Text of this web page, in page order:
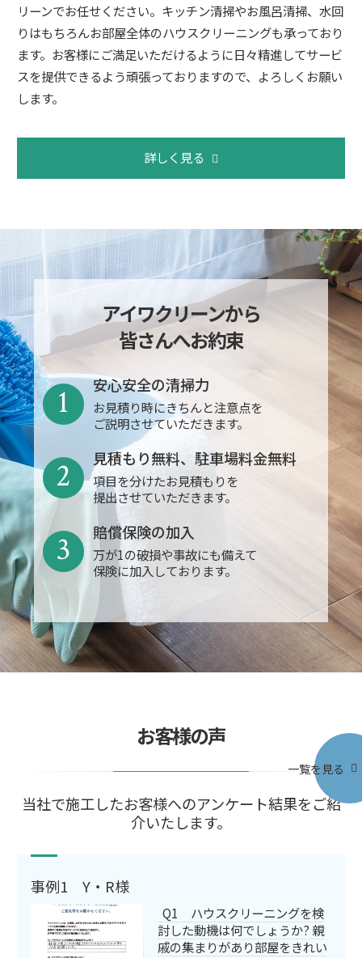
リーンでお任せください。キッチン清掃やお風呂清掃、水回
りはもちろんお部屋全体のハウスクリーニングも承っており
ます。お客様にご満足いただけるように日々精進してサービ
スを提供できるよう頑張っておりますので、よろしくお願い
します。
詳しく見る
アイワクリーンから
皆さんへお約束
安心安全の清掃力
お見積り時にきちんと注意点を
ご説明させていただきます。
1
見積もり無料、駐車場料金無料
項目を分けたお見積もりを
提出させていただきます。
2
賠償保険の加入
万が1の破損や事故にも備えて
保険に加入しております。
3
お客様の声
当社で施工したお客様へのアンケート結果をご紹
介いたします。
一覧を見る
事例1 Y・R様
Q1 ハウスクリーニングを検
討した動機は何でしょうか? 親
戚の集まりがあり部屋をきれい